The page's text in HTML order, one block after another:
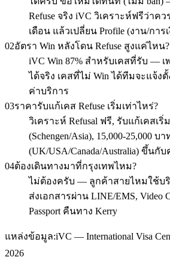
Refuse จริง iVC วิเคราะห์ฟรีว่าค
เดือน แล้วเปลี่ยน Profile (งาน/การ
02อัตรา Win หลังโดน Refuse สูงแค่ไหน?
iVC Win 87% สำหรับเคสที่รับ —
ได้จริง เคสที่ไม่ Win ได้ทีมจะแจ้ง
ค่าบริการ
03ราคารับแก้เคส Refuse เริ่มเท่าไหร่?
วิเคราะห์ Refusal ฟรี, รับแก้เคสเริ่
(Schengen/Asia), 15,000-25,000 บา
(UK/USA/Canada/Australia) ขึ้น
04ต้องเดินทางมาที่กรุงเทพไหม?
ไม่ต้องครับ — ลูกค้าสายไหมใช้บ
ส่งเอกสารผ่าน LINE/EMS,
Passport คืนทาง Kerry
แหล่งข้อมูล:iVC — International Visa
2026